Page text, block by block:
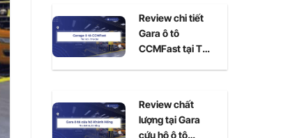
Review chi tiết
Gara ô tô
CCMFast tại Thủ
Review chất
lượng tại Gara
cứu hộ ô tô